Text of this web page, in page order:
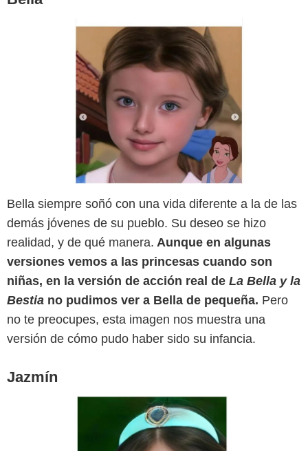
Bella siempre soñó con una vida diferente a la de las
demás jóvenes de su pueblo. Su deseo se hizo
realidad, y de qué manera. Aunque en algunas
versiones vemos a las princesas cuando son
niñas, en la versión de acción real de La Bella y la
Bestia no pudimos ver a Bella de pequeña. Pero
no te preocupes, esta imagen nos muestra una
versión de cómo pudo haber sido su infancia.
Jazmín
SensaCine